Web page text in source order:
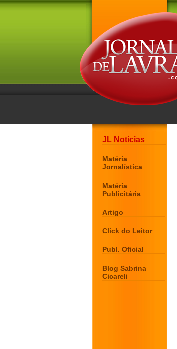
JL Notícias
Matéria
Jornalística
Matéria
Publicitária
Artigo
Click do Leitor
Publ. Oficial
Blog Sabrina
Cicareli